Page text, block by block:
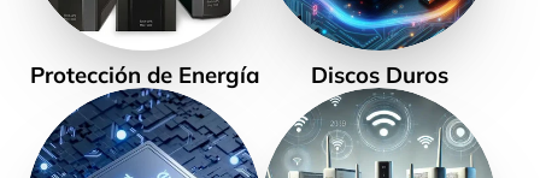
Protección de Energía Discos Duros